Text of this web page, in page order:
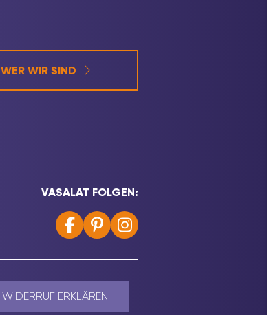
WER WIR SIND
VASALAT FOLGEN:
WIDERRUF ERKLÄREN